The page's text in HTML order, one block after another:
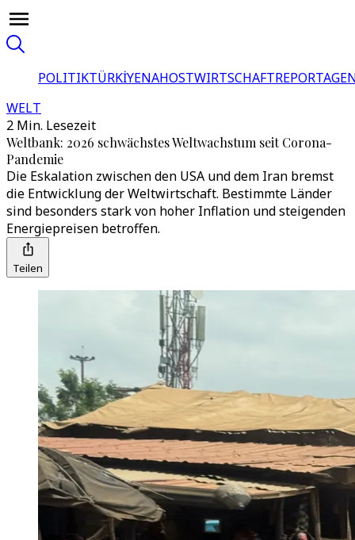
POLITIKTÜRKİYENAHOSTWIRTSCHAFT
WELT
2 Min. Lesezeit
Weltbank: 2026 schwächstes Weltwachstum seit Corona-
Pandemie
Die Eskalation zwischen den USA und dem Iran bremst
die Entwicklung der Weltwirtschaft. Bestimmte Länder
sind besonders stark von hoher Inflation und steigenden
Energiepreisen betroffen.
Teilen